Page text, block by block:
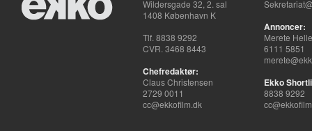
Wildersgade 32, 2. sal
1408 København K
Tlf. 8838 9292
CVR. 3468 8443
Chefredaktør:
Claus Christensen
2729 0011
cc@ekkofilm.dk
Annoncer:
Merete
6111 5851
Ekko
8838 9292